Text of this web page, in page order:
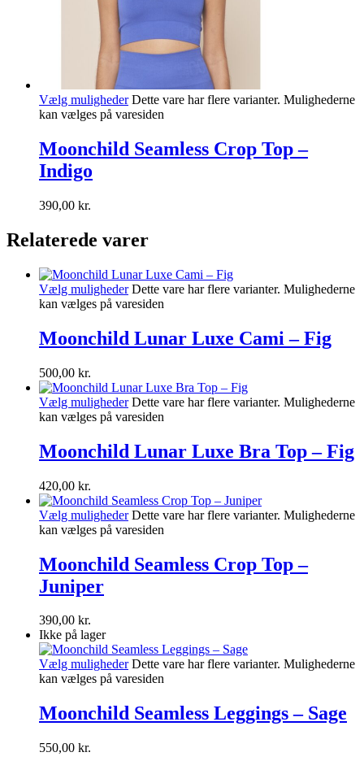
Vælg muligheder Dette vare har flere varianter. Mulighederne
kan vælges på varesiden
Moonchild Seamless Crop Top –
Indigo
390,00 kr.
Relaterede varer
Vælg muligheder Dette vare har flere varianter. Mulighederne
kan vælges på varesiden
Moonchild Lunar Luxe Cami – Fig
500,00 kr.
Vælg muligheder Dette vare har flere varianter. Mulighederne
kan vælges på varesiden
Moonchild Lunar Luxe Bra Top – Fig
420,00 kr.
Vælg muligheder Dette vare har flere varianter. Mulighederne
kan vælges på varesiden
Moonchild Seamless Crop Top –
Juniper
390,00 kr.
Ikke på lager
Vælg muligheder Dette vare har flere varianter. Mulighederne
kan vælges på varesiden
Moonchild Seamless Leggings – Sage
550,00 kr.